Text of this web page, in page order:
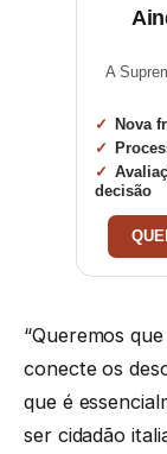
A
Nova
decisão
“Queremos
conecte os
que é
ser cidadão